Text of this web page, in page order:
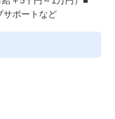
サポートなど